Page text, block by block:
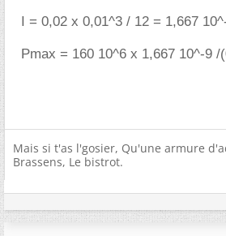
I = 0,02 x 0,01^3 / 12 = 1,667
Pmax = 160 10^6 x 1,667 10^-9 /
Mais si t'as l'gosier, Qu'une armure
Brassens, Le bistrot.